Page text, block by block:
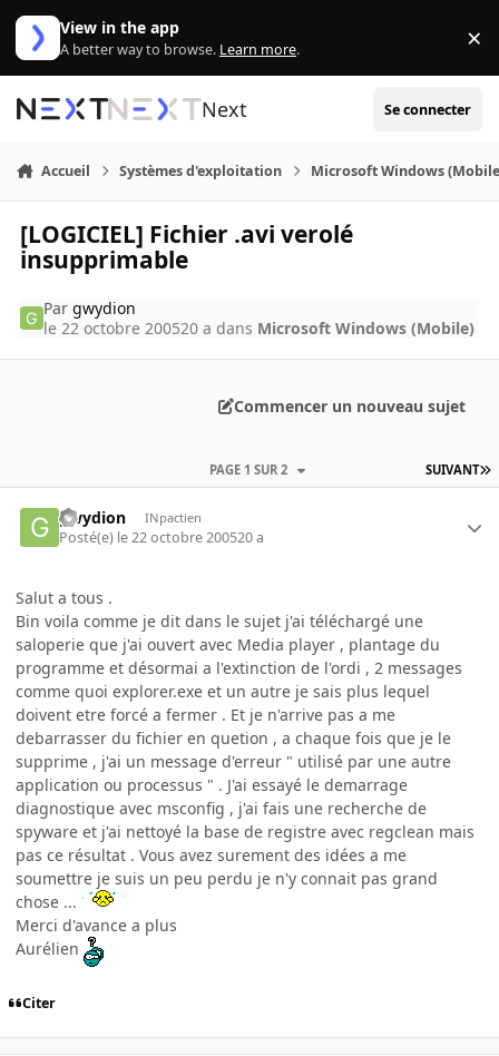
Aller au contenu
View in the app
A better way to browse. Learn more. ×
Next Se connecter
Accueil Systèmes d'exploitation Microsoft Windows
[LOGICIEL] Fichier .avi verolé
insupprimable
Pargwydion
le 22 octobre 200520 a dans Microsoft Windows (Mobile)
Commencer un nouveau sujet
SUIVANT
PAGE 1 SUR 2
gwydion INpactien
Posté(e) le 22 octobre 200520 a
Salut a tous .
Bin voila comme je dit dans le sujet j'ai téléchargé une
saloperie que j'ai ouvert avec Media player , plantage du
programme et désormai a l'extinction de l'ordi , 2 messages
comme quoi explorer.exe et un autre je sais plus lequel
doivent etre forcé a fermer . Et je n'arrive pas a me
debarrasser du fichier en quetion , a chaque fois que je le
supprime , j'ai un message d'erreur " utilisé par une autre
application ou processus " . J'ai essayé le demarrage
diagnostique avec msconfig , j'ai fais une recherche de
spyware et j'ai nettoyé la base de registre avec regclean mais
pas ce résultat . Vous avez surement des idées a me
soumettre je suis un peu perdu je n'y connait pas grand
chose ...
Merci d'avance a plus
Aurélien
Citer